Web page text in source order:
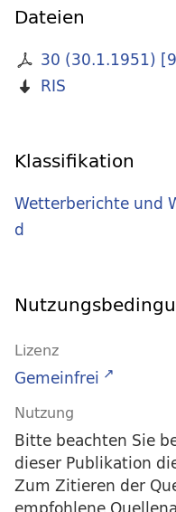
Dateien
30 (30.1.1951) [
RIS
Klassifikation
Wetterberichte und
d
Lizenz
Gemeinfrei
Nutzung
Bitte beachten Sie
dieser Publikation
Zum Zitieren der